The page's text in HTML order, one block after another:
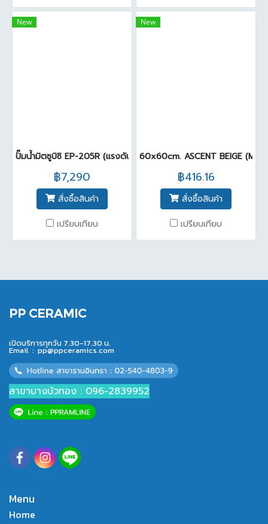
New
ปั๊มน้ำมิตซูบิชิ EP-205R (แรงดันคงที่)
฿7,290
สั่งซื้อสินค้า
เปรียบเทียบ
New
60x60cm. ASCENT BEIGE
฿416.16
สั่งซื้อสินค้า
เปรียบเทียบ
PP CERAMIC
เปิดบริการทุกวัน 7.30-17.30 น.
Email : pp@ppceramics.com
สาขาบางบัวทอง : 096-2839952
Menu
Home